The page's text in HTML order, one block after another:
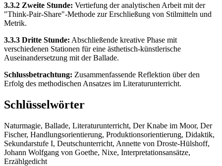
3.3.2 Zweite Stunde: Vertiefung der analytischen Arbeit mit der
"Think-Pair-Share"-Methode zur Erschließung von Stilmitteln und
Metrik.
3.3.3 Dritte Stunde: Abschließende kreative Phase mit
verschiedenen Stationen für eine ästhetisch-künstlerische
Auseinandersetzung mit der Ballade.
Schlussbetrachtung: Zusammenfassende Reflektion über den
Erfolg des methodischen Ansatzes im Literaturunterricht.
Schlüsselwörter
Naturmagie, Ballade, Literaturunterricht, Der Knabe im Moor, Der
Fischer, Handlungsorientierung, Produktionsorientierung, Didaktik,
Sekundarstufe I, Deutschunterricht, Annette von Droste-Hülshoff,
Johann Wolfgang von Goethe, Nixe, Interpretationsansätze,
Erzählgedicht